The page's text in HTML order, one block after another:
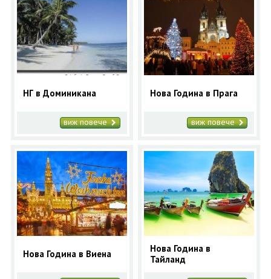
НГ в Доминикана
виж повече
Нова Година в Прага
виж повече
Нова Година в Виена
Нова Година в
Тайланд